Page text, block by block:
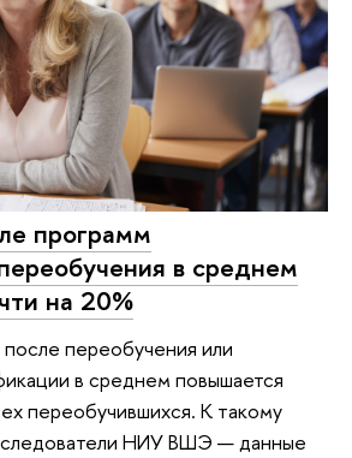
программ
в среднем
на 20%
переобучения или
в среднем повышается
переобучившихся. К такому
НИУ ВШЭ — данные